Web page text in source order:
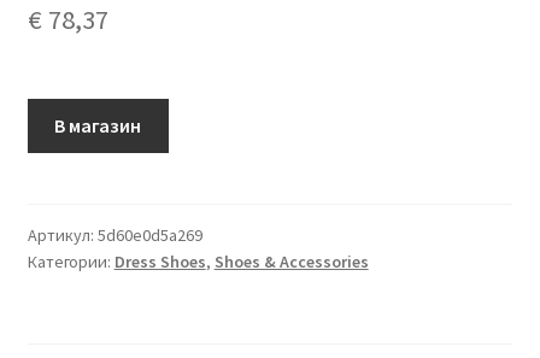
€ 78,37
В магазин
Артикул: 5d60e0d5a269
Категории: Dress Shoes, Shoes & Accessories